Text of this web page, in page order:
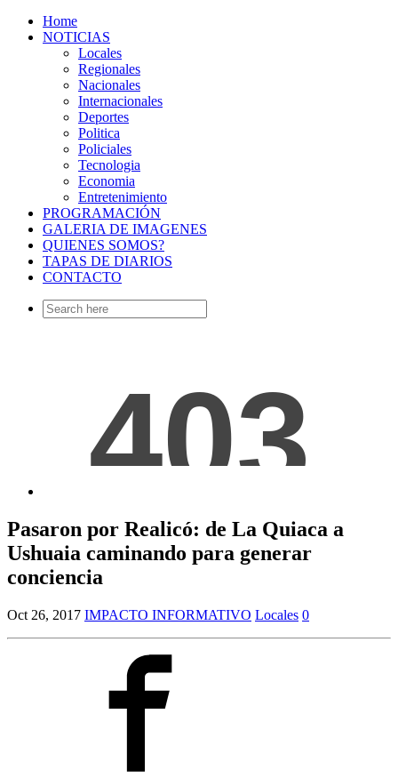
Home
NOTICIAS
Locales
Regionales
Nacionales
Internacionales
Deportes
Politica
Policiales
Tecnologia
Economia
Entretenimiento
PROGRAMACIÓN
GALERIA DE IMAGENES
QUIENES SOMOS?
TAPAS DE DIARIOS
CONTACTO
Search
for:
Pasaron por Realicó: de La Quiaca a
Ushuaia caminando para generar
conciencia
Oct 26, 2017 IMPACTO INFORMATIVO Locales 0